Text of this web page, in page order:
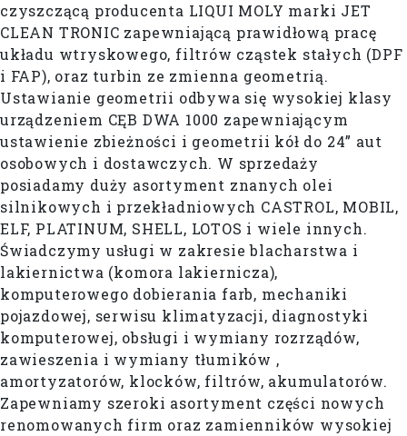
czyszczącą producenta LIQUI MOLY marki JET
CLEAN TRONIC zapewniającą prawidłową pracę
układu wtryskowego, filtrów cząstek stałych (DPF
i FAP), oraz turbin ze zmienna geometrią.
Ustawianie geometrii odbywa się wysokiej klasy
urządzeniem CĘB DWA 1000 zapewniającym
ustawienie zbieżności i geometrii kół do 24” aut
osobowych i dostawczych. W sprzedaży
posiadamy duży asortyment znanych olei
silnikowych i przekładniowych CASTROL, MOBIL,
ELF, PLATINUM, SHELL, LOTOS i wiele innych.
Świadczymy usługi w zakresie blacharstwa i
lakiernictwa (komora lakiernicza),
komputerowego dobierania farb, mechaniki
pojazdowej, serwisu klimatyzacji, diagnostyki
komputerowej, obsługi i wymiany rozrządów,
zawieszenia i wymiany tłumików ,
amortyzatorów, klocków, filtrów, akumulatorów.
Zapewniamy szeroki asortyment części nowych
renomowanych firm oraz zamienników wysokiej